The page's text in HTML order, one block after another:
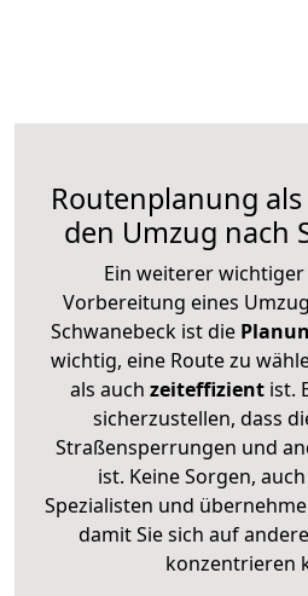
Routenplanung
den Umzug nach
Ein weiterer
Vorbereitung eines
Schwanebeck ist die
wichtig, eine Route zu
als auch zeiteffizientist.
sicherzustellen, dass
Straßensperrungen und
ist. Keine Sorgen,
Spezialisten und
damit Sie sich auf
konzentrieren